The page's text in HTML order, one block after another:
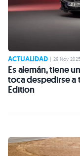
ACTUALIDAD | 29 Nov 2025
Es alemán, tiene
toca despedirse a
Edition